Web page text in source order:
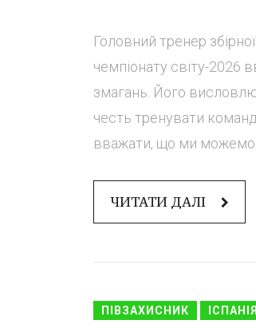
Головний тренер
чемпіонату світу-2026
змагань. Його
честь тренувати
вважати, що ми можемо
ЧИТАТИ ДАЛІ
ПІВЗАХИСНИК ІСПАНІЯ